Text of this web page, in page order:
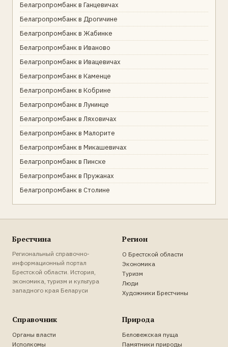
Белагропромбанк в Ганцевичах
Белагропромбанк в Дрогичине
Белагропромбанк в Жабинке
Белагропромбанк в Иваново
Белагропромбанк в Ивацевичах
Белагропромбанк в Каменце
Белагропромбанк в Кобрине
Белагропромбанк в Лунинце
Белагропромбанк в Ляховичах
Белагропромбанк в Малорите
Белагропромбанк в Микашевичах
Белагропромбанк в Пинске
Белагропромбанк в Пружанах
Белагропромбанк в Столине
Брестчина
Региональный справочно-
информационный портал
Брестской области. История,
экономика, туризм и культура
западного края Беларуси
Регион
О Брестской области
Экономика
Туризм
Люди
Художники Брестчины
Справочник
Органы власти
Исполкомы
Природа
Беловежская пуща
Памятники природы